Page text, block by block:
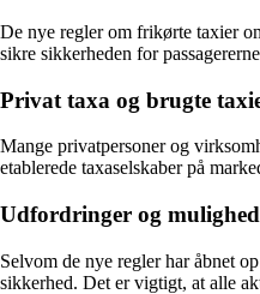
De nye regler om frikørte taxier
sikre sikkerheden for
Privat taxa og brugte
Mange privatpersoner og
etablerede taxaselskaber på
Udfordringer og
Selvom de nye regler har åbnet
sikkerhed. Det er vigtigt, at alle